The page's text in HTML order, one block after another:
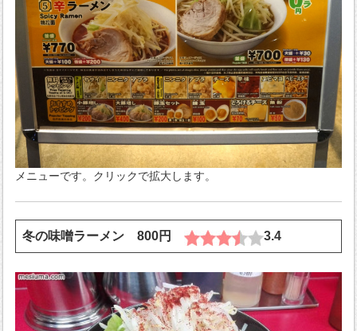
メニューです。クリックで拡大します。
冬の味噌ラーメン 800円 3.4